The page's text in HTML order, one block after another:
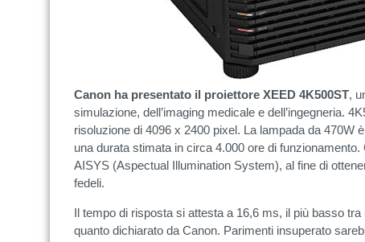
Canon ha presentato il proiettore XEED 4K500ST,
simulazione, dell’imaging medicale e dell’ingegneria.
risoluzione di 4096 x 2400 pixel. La lampada da 470W
una durata stimata in circa 4.000 ore di
AISYS (Aspectual Illumination System), al fine di
fedeli.
Il tempo di risposta si attesta a 16,6 ms, il più basso
quanto dichiarato da Canon. Parimenti insuperato